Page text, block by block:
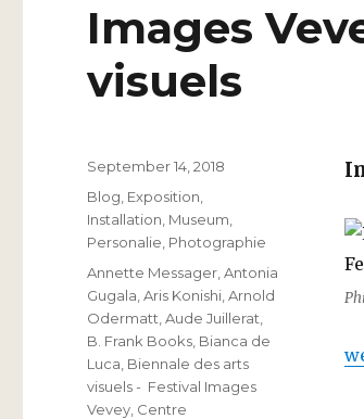
Images
visuels
Veröffentlicht
am
September 14, 2018
Kategorien
Blog Exposition
Installation Museum
Personalie Photographie
Schlagwörter
Annette Messager ,Antonia
Gugala ,Aris Konishi ,Arnold
Odermatt ,Aude Juillerat
B. Frank Books Bianca de
Luca Biennale des arts
visuels - Festival Images
Vevey Centre